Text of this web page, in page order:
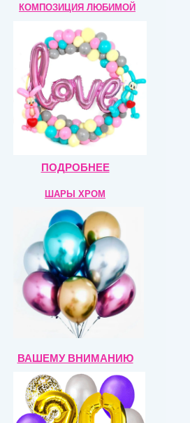
КОМПОЗИЦИЯ ЛЮБИМОЙ
ПОДРОБНЕЕ
ШАРЫ ХРОМ
ВАШЕМУ ВНИМАНИЮ